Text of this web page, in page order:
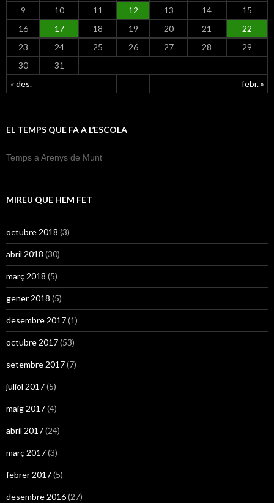
« des. febr. »
9 10 11 12 13 14
15
16
17 18 19 20 21
22
23
24 25 26 27 28
29
30
31
EL TEMPS QUE FA A L’ESCOLA
Temps a Arenys de Munt
MIREU QUE HEM FET
octubre 2018 (3)
abril 2018 (30)
març 2018 (5)
gener 2018 (5)
desembre 2017(1)
octubre 2017(53)
setembre 2017(7)
juliol 2017(5)
maig 2017(4)
abril 2017(24)
març 2017(3)
febrer 2017(5)
desembre 2016(27)